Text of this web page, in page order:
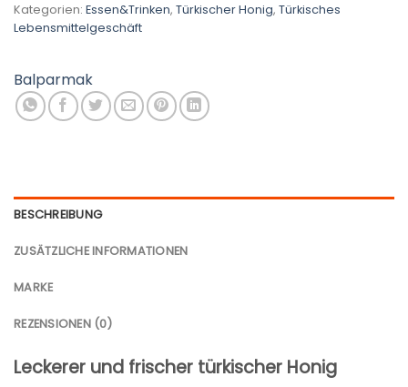
Kategorien: Essen&Trinken, Türkischer Honig, Türkisches
Lebensmittelgeschäft
Balparmak
BESCHREIBUNG
ZUSÄTZLICHE INFORMATIONEN
MARKE
REZENSIONEN (0)
Leckerer und frischer türkischer Honig